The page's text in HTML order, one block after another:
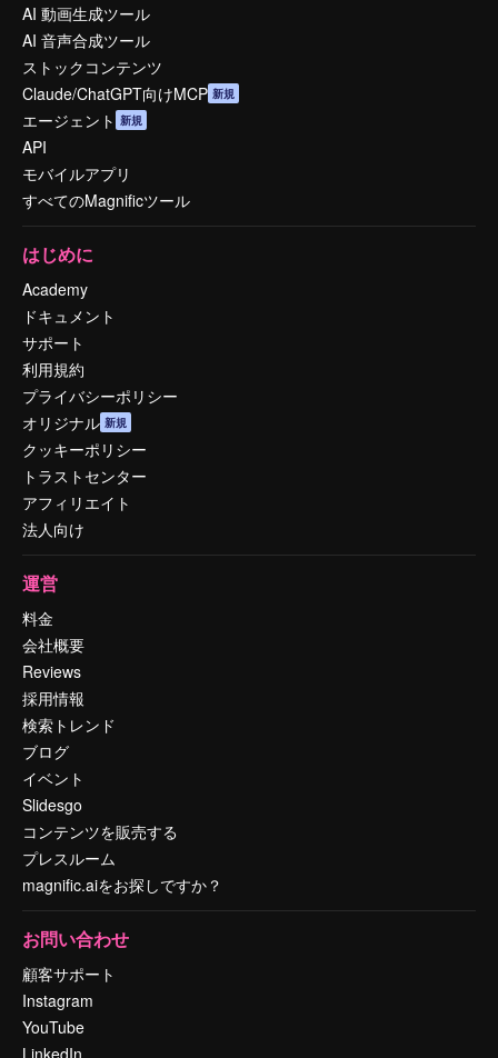
AI 動画生成ツール
AI 音声合成ツール
ストックコンテンツ
Claude/ChatGPT向けMCP 新規
エージェント 新規
API
モバイルアプリ
すべてのMagnificツール
はじめに
Academy
ドキュメント
サポート
利用規約
プライバシーポリシー
オリジナル 新規
クッキーポリシー
トラストセンター
アフィリエイト
法人向け
運営
料金
会社概要
Reviews
採用情報
検索トレンド
ブログ
イベント
Slidesgo
コンテンツを販売する
プレスルーム
magnific.aiをお探しですか？
お問い合わせ
顧客サポート
Instagram
YouTube
LinkedIn